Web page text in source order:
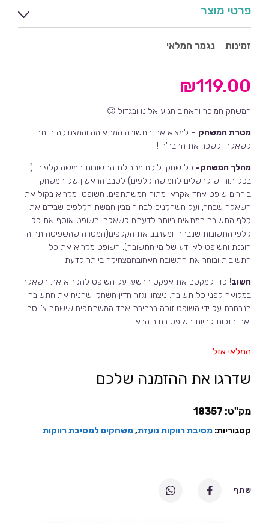
פרטי מוצר
זמינות נגמר המלאי
₪119.00
המשחק המוכר והאהוב הגיע אלינו ובגדול 🙂
מטרת המשחק – למצוא את התשובה המתאימה והמצחיקה ביותר
לשאלה ולשכר את החבר'ה !
מהלך המשחק- כל שחקן לוקח מחבילת התשובות חמישה קלפים. (
בכל תור יש להשלים לחמישה קלפים) לסבב הראשון של המשחק
בוחרים שופט אחד אקראי מתוך המשתתפים. השופט מקריא בקול את
השאלה שבחר, ועל השחקנים לבחור מבין חמשת הקלפים שבידם את
קלף התשובה המתאים ביותר לדעתם לשאלה. השופט אוסף את כל
קלפי התשובות שנבחרו ומערבב את הקלפים(המטרה שהשפיטה תהיה
הוגנת והשופט לא ידע של מי התשובה), השופט מקריא את כל
התשובות ובוחר את התשובה האהובהמצחיקה ביותר לדעתו.
חשוב! כדי למקסם את אפקט הרשע, על השופט להקריא את השאלה
במלואה לפני כל תשובה. ניצחון וגזר הדין השחקן שהניח את התשובה
הנבחרת על ידי השופט זוכה בבחירת אחד המשתתפים שישתה צ'ייסר
ואת הזכות להיות השופט בתור הבא.
המלאי אזל
שדרגו את ההזמנה שלכם
מק"ט: 18357
קטגוריות: מסיבת רווקות נועזת,משחקים למסיבת רווקות
שתף